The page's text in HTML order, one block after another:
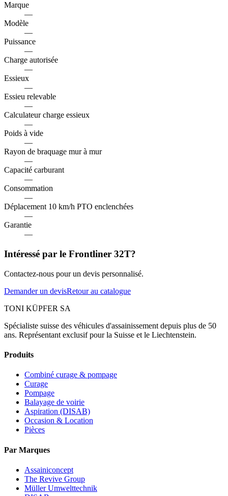
Marque
—
Modèle
—
Puissance
—
Charge autorisée
—
Essieux
—
Essieu relevable
—
Calculateur charge essieux
—
Poids à vide
—
Rayon de braquage mur à mur
—
Capacité carburant
—
Consommation
—
Déplacement 10 km/h PTO enclenchées
—
Garantie
—
Intéressé par le Frontliner 32T?
Contactez-nous pour un devis personnalisé.
Demander un devisRetour au catalogue
TONI KÜPFER SA
Spécialiste suisse des véhicules d'assainissement depuis plus de 50
ans. Représentant exclusif pour la Suisse et le Liechtenstein.
Produits
Combiné curage & pompage
Curage
Pompage
Balayage de voirie
Aspiration (DISAB)
Occasion & Location
Pièces
Par Marques
Assainiconcept
The Revive Group
Müller Umwelttechnik